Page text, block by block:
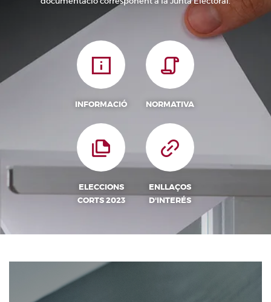
INFORMACIÓ NORMATIVA
ELECCIONS
CORTS 2023
ENLLAÇOS
D'INTERÉS